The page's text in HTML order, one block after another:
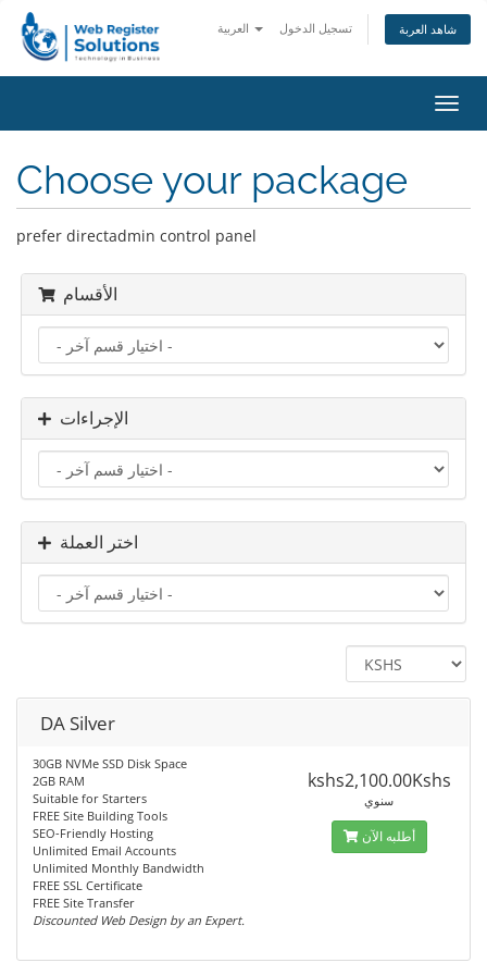
تسجيل الدخول شاهد العربة
تبديل
التنقل
Choose your package
prefer directadmin control panel
الأقسام
الإجراءات
اختر العملة
DA Silver
30GB NVMe SSD Disk Space
2GB RAM
Suitable for Starters
FREE Site Building Tools
SEO-Friendly Hosting
Unlimited Email Accounts
Unlimited Monthly Bandwidth
FREE SSL Certificate
FREE Site Transfer
Discounted Web Design by an Expert.
kshs2,100.00Kshs
سنوي
أطلبه الآن